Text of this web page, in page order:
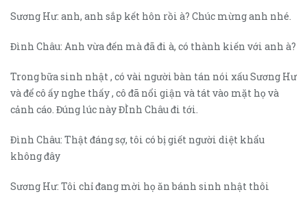
Sương Hư: anh, anh sắp kết hôn rồi à? Chúc mừng anh nhé.
Đình Châu: Anh vừa đến mà đã đi à, có thành kiến với anh à?
Trong bữa sinh nhật , có vài người bàn tán nói xấu Sương Hư
và để cô ấy nghe thấy , cô đã nổi giận và tát vào mặt họ và
cảnh cáo. Đúng lúc này ĐÌnh Châu đi tới.
Đình Châu: Thật đáng sợ, tôi có bị giết người diệt khẩu
không đây
Sương Hư: Tôi chỉ đang mời họ ăn bánh sinh nhật thôi